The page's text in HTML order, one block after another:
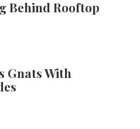
Behind Rooftop
Gnats With